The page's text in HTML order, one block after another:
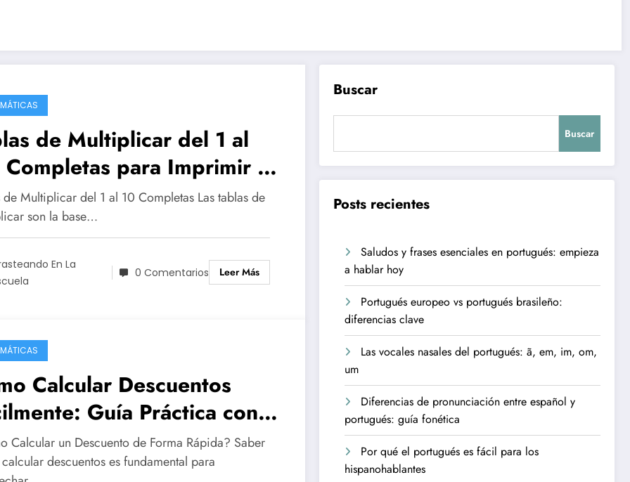
de Multiplicar del 1 al
para Imprimir y
de Multiplicar del 1 al 10 Completas Las tablas de
son la base…
En La
0 Comentarios Leer Más
Calcular Descuentos
Guía Práctica con
Calcular un Descuento de Forma Rápida? Saber
descuentos es fundamental para
Buscar
Buscar
Posts recientes
Saludos y frases esenciales en portugués: empieza
a hablar hoy
Portugués europeo vs portugués brasileño:
diferencias clave
Las vocales nasales del portugués: ã, em, im, om,
um
Diferencias de pronunciación entre español y
portugués: guía fonética
Por qué el portugués es fácil para los
hispanohablantes